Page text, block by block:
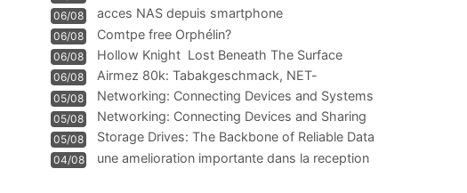
06/08 acces NAS depuis smartphone
06/08 Comtpe free Orphélin?
06/08 Hollow Knight  Lost Beneath The Surface
06/08
Airmez 80k: Tabakgeschmack, NET-
Technologie und Leistung im
05/08 Networking: Connecting Devices and Systems
05/08
Networking: Connecting Devices and Sharing
Information
05/08
Storage Drives: The Backbone of Reliable Data
Management
04/08
une amelioration importante dans la reception